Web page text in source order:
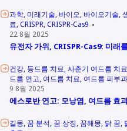
과학 미래기술 바이오 바이오기술
료 CRISPR CRISPR-Cas9
22 8월 2025
유전자 가위, CRISPR-Cas9: 미래
건강 등드름 치료 사춘기 여드름 치료
드름 연고 여드름 치료 여드름 피부
9 8월 2025
에스로반 연고: 모낭염, 여드름 효
길몽 꿈 분석 꿈 상징 꿈해몽 닭 꿈